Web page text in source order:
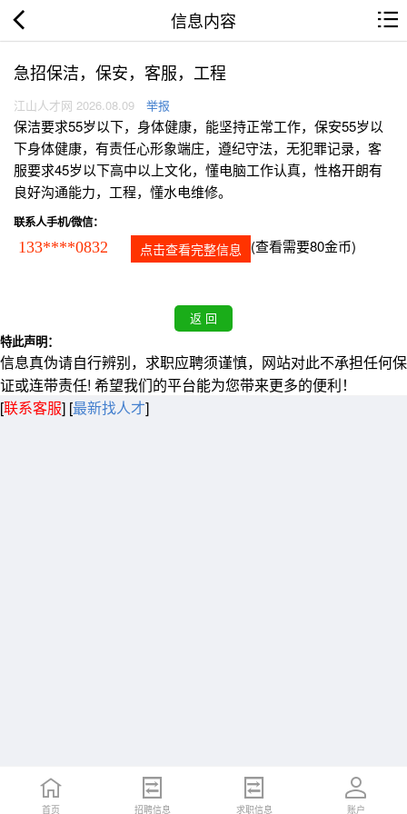
信息内容
急招保洁，保安，客服，工程
江山人才网 2026.08.09 举报
保洁要求55岁以下，身体健康，能坚持正常工作，保安55岁以
下身体健康，有责任心形象端庄，遵纪守法，无犯罪记录，客
服要求45岁以下高中以上文化，懂电脑工作认真，性格开朗有
良好沟通能力，工程，懂水电维修。
联系人手机/微信：
133****0832 点击查看完整信息 (查看需要80金币)
特此声明：
信息真伪请自行辨别，求职应聘须谨慎，网站对此不承担任何保
证或连带责任! 希望我们的平台能为您带来更多的便利！
[联系客服] [最新找人才]
首页 招聘信息 求职信息 账户